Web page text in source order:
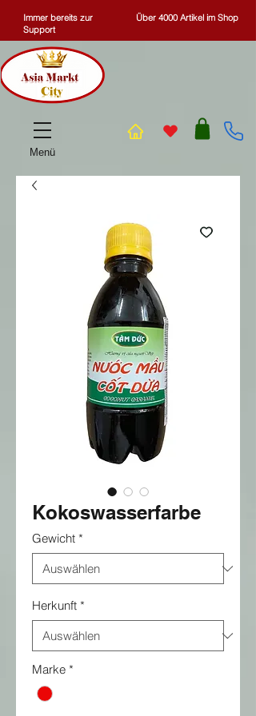
Menü
Immer bereits zur
Support
Über 4000 Artikel im Shop
Kokoswasserfarbe
Gewicht *
Herkunft *
Marke *